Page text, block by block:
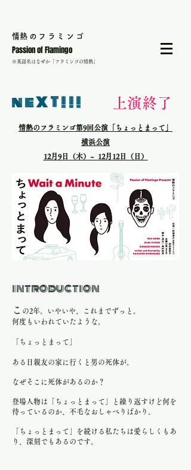
​情熱のフラミンゴ
Passion of Flamingo
​※英語名はなぜか「フラミンゴの情熱」
neXT!!!
情熱のフラミンゴ第9回公演「ちょっとまって」
横浜公演
12月9日（木）~ 12月12日（日）
​上演終了
introduction
こ の2年。いやいや、これまでずっと。
何度もいわれていたような。
「ちょっとまって」
ある日親友の家に行くと男の死体が。
なぜそこに死体があるのか？
登場人物は「ちょっとまって」と繰り返すけど何を
待っているのか、不毛なおしゃべりばかり。
「ちょっとまって」を続ける私たちは愛らしくもあ
り、深刻でもあるのです。